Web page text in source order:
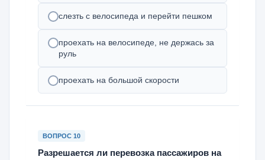
слезть с велосипеда и перейти пешком
проехать на велосипеде, не держась за
руль
проехать на большой скорости
ВОПРОС 10
Разрешается ли перевозка пассажиров на